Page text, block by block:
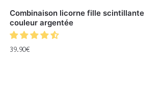
Combinaison licorne fille scintillante
couleur argentée
39.90€